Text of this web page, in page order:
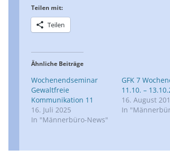
Teilen mit:
Teilen
Ähnliche Beiträge
Wochenendseminar
Gewaltfreie
Kommunikation 11
16. Juli 2025
In "Männerbüro-News"
GFK 7
11.10. –
16. August
In